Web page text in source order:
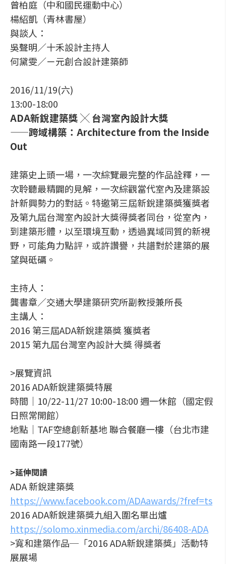
曾柏庭（中和國民運動中心）
楊紹凱（青林書屋）
與談人：
吳聲明／十禾設計主持人
何黛雯／ㄧ元創合設計建築師
2016/11/19(六)
13:00-18:00
ADA新銳建築獎 ╳ 台灣室內設計大獎
——跨域構築：Architecture from the Inside
Out
建築史上頭一場，一次綜覽最完整的作品詮釋，一
次聆聽最精闢的見解，一次綜觀當代室內及建築設
計新興勢力的對話。特邀第三屆新銳建築獎獲獎者
及第九屆台灣室內設計大獎得獎者同台，從室內，
到建築形體，以至環境互動，透過異域同質的新視
野，可能角力點評，或許讚譽，共譜對於建築的展
望與砥礪。
主持人：
龔書章／交通大學建築研究所副教授兼所長
主講人：
2016 第三屆ADA新銳建築獎 獲獎者
2015 第九屆台灣室內設計大獎 得獎者
>展覽資訊
2016 ADA新銳建築獎特展
時間｜10/22-11/27 10:00-18:00 週一休館（國定假
日照常開館）
地點｜TAF空總創新基地 聯合餐廳一樓（台北市建
國南路一段177號）
>延伸閱讀
ADA 新銳建築獎
https://www.facebook.com/ADAawards/?fref=ts
2016 ADA新銳建築獎九組入圍名單出爐
https://solomo.xinmedia.com/archi/86408-ADA
>寬和建築作品─「2016 ADA新銳建築獎」活動特
展展場